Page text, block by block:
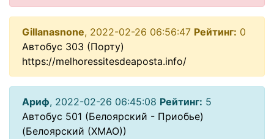
Gillanasnone, 2022-02-26 06:56:47 Рейтинг: 0
Автобус 303 (Порту)
https://melhoressitesdeaposta.info/
Ариф, 2022-02-26 06:45:08 Рейтинг: 5
Автобус 501 (Белоярский - Приобье)
(Белоярский (ХМАО))